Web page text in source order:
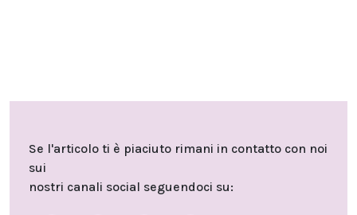
Se l'articolo ti è piaciuto rimani in contatto con noi
sui
nostri canali social seguendoci su: